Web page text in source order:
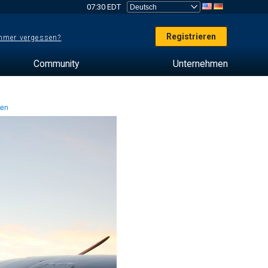
07:30 EDT
vergessen? Registrieren
Community Unternehmen